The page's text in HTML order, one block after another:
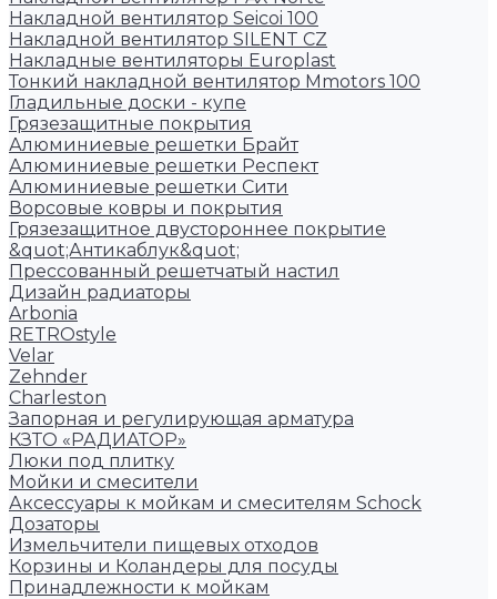
Накладной вентилятор Seicoi 100
Накладной вентилятор SILENT CZ
Накладные вентиляторы Europlast
Тонкий накладной вентилятор Mmotors 100
Гладильные доски - купе
Грязезащитные покрытия
Алюминиевые решетки Брайт
Алюминиевые решетки Респект
Алюминиевые решетки Сити
Ворсовые ковры и покрытия
Грязезащитное двустороннее покрытие
&quot;Антикаблук&quot;
Прессованный решетчатый настил
Дизайн радиаторы
Arbonia
RETROstyle
Velar
Zehnder
Charleston
Запорная и регулирующая арматура
КЗТО «РАДИАТОР»
Люки под плитку
Мойки и смесители
Аксессуары к мойкам и смесителям Schock
Дозаторы
Измельчители пищевых отходов
Корзины и Коландеры для посуды
Принадлежности к мойкам